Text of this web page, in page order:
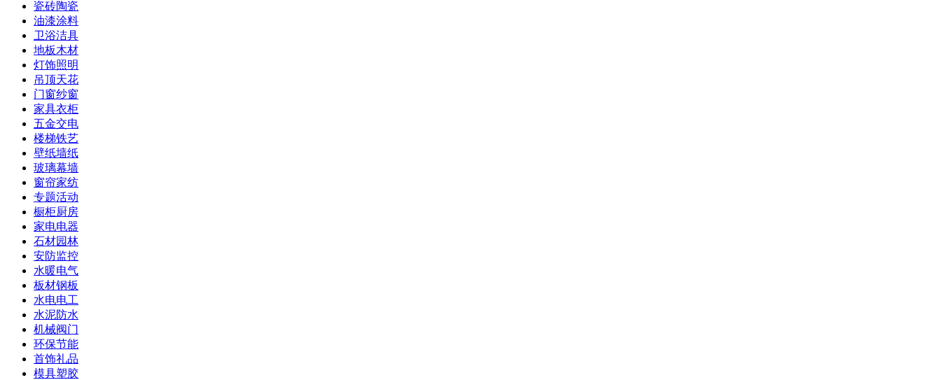
瓷砖陶瓷
油漆涂料
卫浴洁具
地板木材
灯饰照明
吊顶天花
门窗纱窗
家具衣柜
五金交电
楼梯铁艺
壁纸墙纸
玻璃幕墙
窗帘家纺
专题活动
橱柜厨房
家电电器
石材园林
安防监控
水暖电气
板材钢板
水电电工
水泥防水
机械阀门
环保节能
首饰礼品
模具塑胶